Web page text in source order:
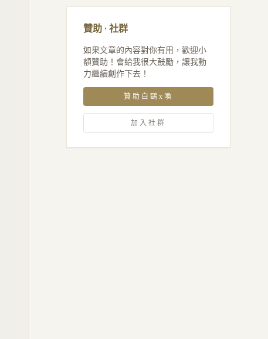
贊助 · 社群
如果文章的內容對你有用，歡迎小
額贊助！會給我很大鼓勵，讓我動
力繼續創作下去！
贊助白鷗x喚
加入社群